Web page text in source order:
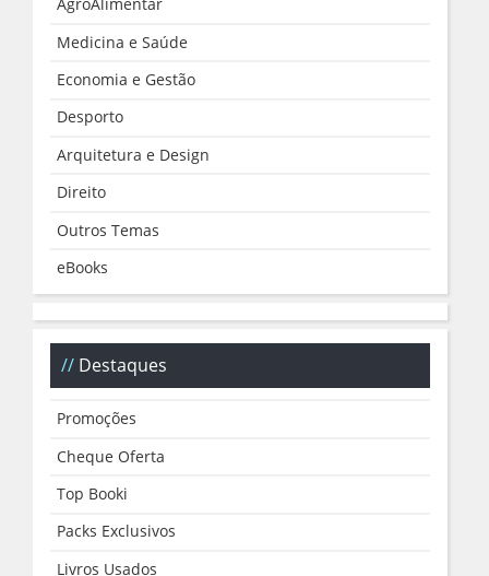
AgroAlimentar
Medicina e Saúde
Economia e Gestão
Desporto
Arquitetura e Design
Direito
Outros Temas
eBooks
Destaques
Promoções
Cheque Oferta
Top Booki
Packs Exclusivos
Livros Usados